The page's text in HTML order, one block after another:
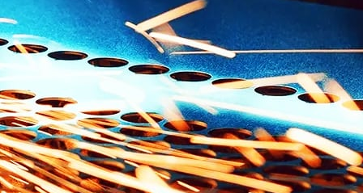
TR
VI
RU
JA
KO
HU
CS